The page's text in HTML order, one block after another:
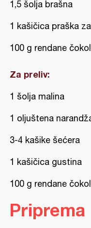
1,5 šolja brašna
1 kašičica praška
100 g rendane
Za preliv:
1 šolja malina
1 oljuštena
3-4 kašike šećera
1 kašičica gustina
100 g rendane
Priprema